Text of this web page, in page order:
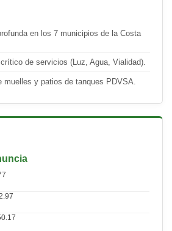
en los 7 municipios de la Costa
de servicios (Luz, Agua, Vialidad).
muelles y patios de tanques PDVSA.